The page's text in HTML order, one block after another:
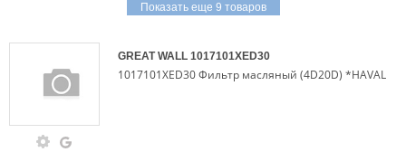
Показать еще 9 товаров
GREAT WALL 1017101XED30
1017101XED30 Фильтр масляный (4D20D) *HAVAL